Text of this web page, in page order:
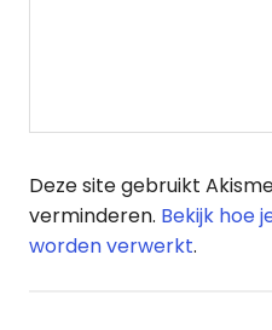
Deze site gebruikt
verminderen. Bekijk hoe
worden verwerkt.